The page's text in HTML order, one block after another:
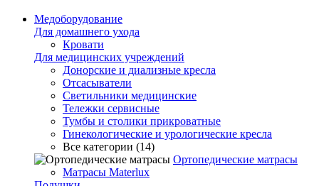
Медоборудование
Для домашнего ухода
Кровати
Для медицинских учреждений
Донорские и диализные кресла
Отсасыватели
Светильники медицинские
Тележки сервисные
Тумбы и столики прикроватные
Гинекологические и урологические кресла
Все категории (14)
Ортопедические матрасы
Матрасы Materlux